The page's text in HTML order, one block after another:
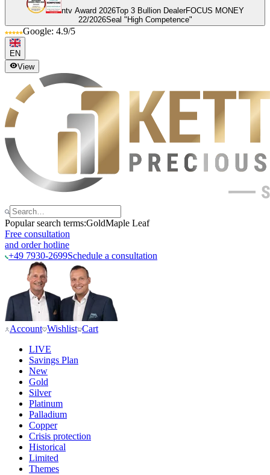
ntv Award 2026Top 3 Bullion DealerFOCUS MONEY
22/2026Seal "High Competence"
Google: 4.9/5
EN
View
Popular search terms:GoldMaple Leaf
Free consultation
and order hotline
+49 7930-2699Schedule a consultation
Account Wishlist Cart
LIVE
Savings Plan
New
Gold
Silver
Platinum
Palladium
Copper
Crisis protection
Historical
Limited
Themes